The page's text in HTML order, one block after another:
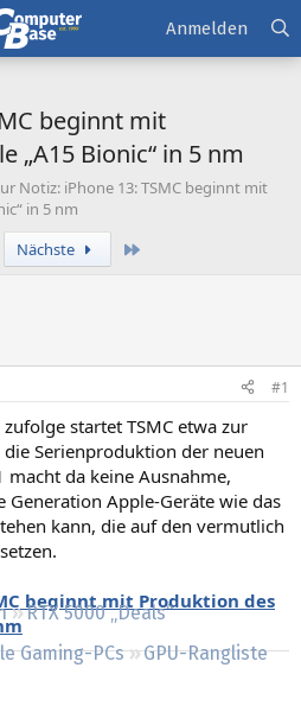
RTX 5000 „Deals“
Gaming-PCs
GPU-Rangliste
Anmelden
beginnt mit
„A15 Bionic“ in 5 nm
Notiz: iPhone 13: TSMC beginnt mit
in 5 nm
Nächste
#1
startet TSMC etwa zur
Serienproduktion der neuen
macht da keine Ausnahme,
Generation Apple-Geräte wie das
kann, die auf den vermutlich
beginnt mit Produktion des